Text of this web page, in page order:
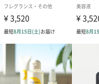
【ご使用前に】
る前に容器を上下によく振
スプレーしてください。